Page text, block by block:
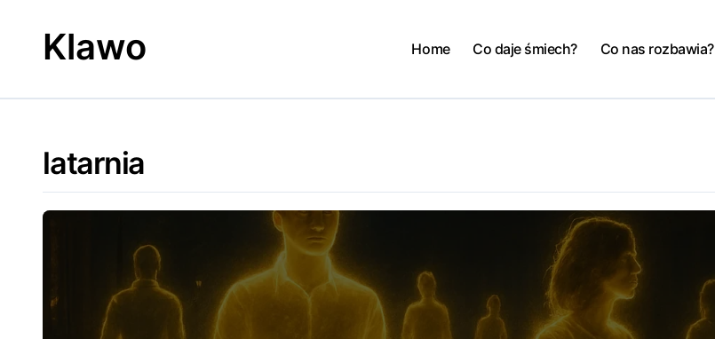
contentKlawo Home Co daje śmiech? Co nas rozbawia?
latarnia